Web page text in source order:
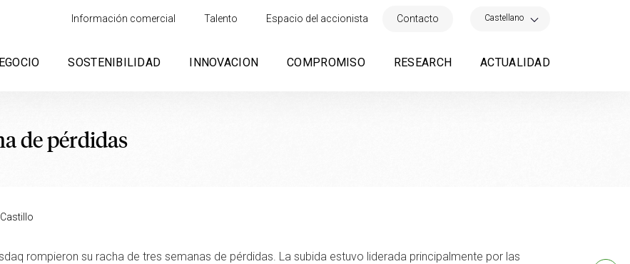
Información comercial Talento Espacio del accionista Contacto Castellano
SOSTENIBILIDAD INNOVACION COMPROMISO RESEARCH ACTUALIDAD
de pérdidas
rompieron su racha de tres semanas de pérdidas. La subida estuvo liderada principalmente por las